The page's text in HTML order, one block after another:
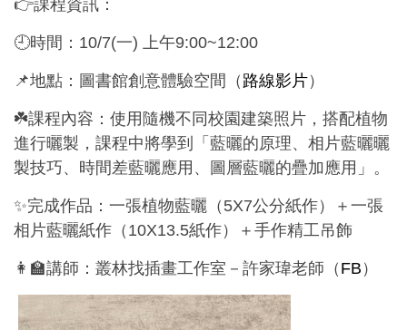
👉課程資訊：
🕘時間：10/7(一) 上午9:00~12:00
📌地點：圖書館創意體驗空間（ 路線影片）
☘️課程內容：使用隨機不同校園建築照片，搭配植物
進行曬製，課程中將學到「藍曬的原理、相片藍曬曬
製技巧、時間差藍曬應用、圖層藍曬的疊加應用」。
✨完成作品：一張植物藍曬（5X7公分紙作）＋一張
相片藍曬紙作（10X13.5紙作）＋手作精工吊飾
👩‍🏫講師：叢林找插畫工作室－許家瑋老師（ FB ）